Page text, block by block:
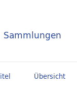
Sammlungen
Übersicht